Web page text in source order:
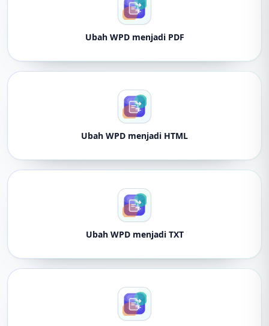
Ubah WPD menjadi PDF
Ubah WPD menjadi HTML
Ubah WPD menjadi TXT